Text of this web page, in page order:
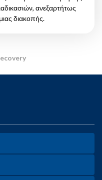
ανεξαρτήτως
διακοπής.